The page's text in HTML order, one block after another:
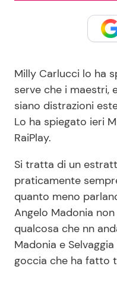
Milly Carlucci lo ha
serve che i maestri,
siano distrazioni
Lo ha spiegato ieri
RaiPlay.
Si tratta di un
praticamente
quanto meno
Angelo Madonia
qualcosa che nn
Madonia e
goccia che ha fatto